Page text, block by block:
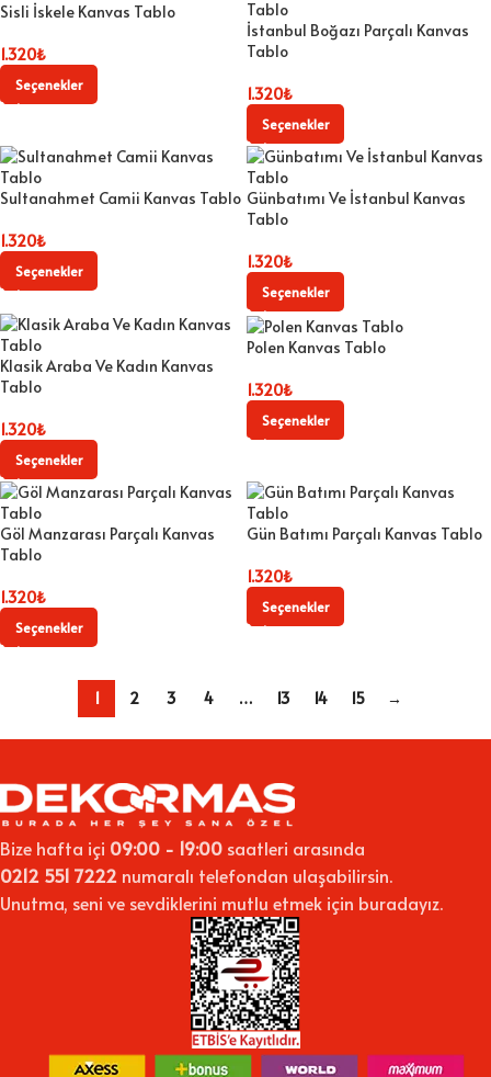
Sisli İskele Kanvas Tablo
1.320₺
Seçenekler
İstanbul Boğazı Parçalı Kanvas
Tablo
1.320₺
Seçenekler
Sultanahmet Camii Kanvas Tablo
1.320₺
Seçenekler
Günbatımı Ve İstanbul Kanvas
Tablo
1.320₺
Seçenekler
Klasik Araba Ve Kadın Kanvas
Tablo
1.320₺
Seçenekler
Polen Kanvas Tablo
1.320₺
Seçenekler
Göl Manzarası Parçalı Kanvas
Tablo
1.320₺
Seçenekler
Gün Batımı Parçalı Kanvas Tablo
1.320₺
Seçenekler
1 2 3 4 … 13 14 15 →
Bize hafta içi 09:00 - 19:00 saatleri arasında
0212 551 7222 numaralı telefondan ulaşabilirsin.
Unutma, seni ve sevdiklerini mutlu etmek için buradayız.